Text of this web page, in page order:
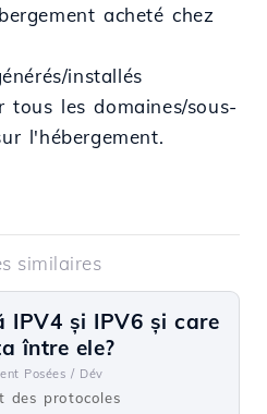
acheté chez
installés
tous les domaines/sous-
l'hébergement.
similaires
IPV4 și IPV6 și care
între ele?
Posées / Dév
des protocoles